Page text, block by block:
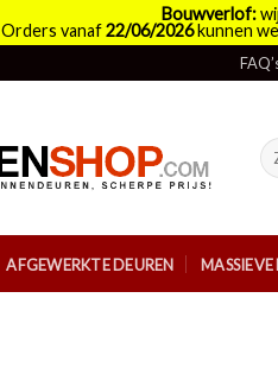
Bouwverlof:
Orders vanaf22/06/2026kunnen
AFGEWERKTE DEUREN